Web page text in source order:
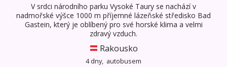
V srdci národního parku Vysoké Taury se nachází v
nadmořské výšce 1000 m příjemné lázeňské středisko Bad
Gastein, který je oblíbený pro své horské klima a velmi
zdravý vzduch.
Rakousko
4 dny, autobusem